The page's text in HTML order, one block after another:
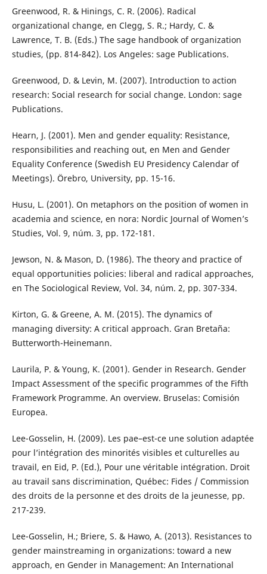
Greenwood, R. & Hinings, C. R. (2006). Radical
organizational change, en Clegg, S. R.; Hardy, C. &
Lawrence, T. B. (Eds.) The sage handbook of organization
studies, (pp. 814-842). Los Angeles: sage Publications.
Greenwood, D. & Levin, M. (2007). Introduction to action
research: Social research for social change. London: sage
Publications.
Hearn, J. (2001). Men and gender equality: Resistance,
responsibilities and reaching out, en Men and Gender
Equality Conference (Swedish EU Presidency Calendar of
Meetings). Örebro, University, pp. 15-16.
Husu, L. (2001). On metaphors on the position of women in
academia and science, en nora: Nordic Journal of Women’s
Studies, Vol. 9, núm. 3, pp. 172-181.
Jewson, N. & Mason, D. (1986). The theory and practice of
equal opportunities policies: liberal and radical approaches,
en The Sociological Review, Vol. 34, núm. 2, pp. 307-334.
Kirton, G. & Greene, A. M. (2015). The dynamics of
managing diversity: A critical approach. Gran Bretaña:
Butterworth-Heinemann.
Laurila, P. & Young, K. (2001). Gender in Research. Gender
Impact Assessment of the specific programmes of the Fifth
Framework Programme. An overview. Bruselas: Comisión
Europea.
Lee-Gosselin, H. (2009). Les pae–est-ce une solution adaptée
pour l’intégration des minorités visibles et culturelles au
travail, en Eid, P. (Ed.), Pour une véritable intégration. Droit
au travail sans discrimination, Québec: Fides / Commission
des droits de la personne et des droits de la jeunesse, pp.
217-239.
Lee-Gosselin, H.; Briere, S. & Hawo, A. (2013). Resistances to
gender mainstreaming in organizations: toward a new
approach, en Gender in Management: An International